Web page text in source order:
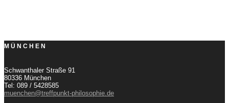
MÜNCHEN
Schwanthaler Straße 91
80336 München
Tel: 089 / 5428585
muenchen@treffpunkt-philosophie.de